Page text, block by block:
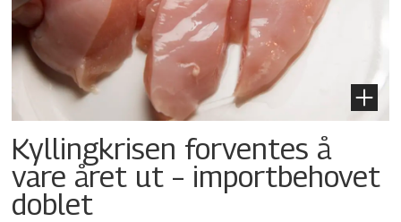
Kyllingkrisen forventes å
vare året ut – importbehovet
doblet